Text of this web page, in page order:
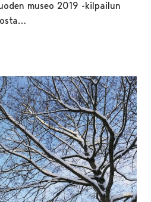
museo 2019 -kilpailun